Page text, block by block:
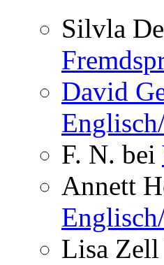
Silvla
David
F. N. bei
Annett
Lisa Zell